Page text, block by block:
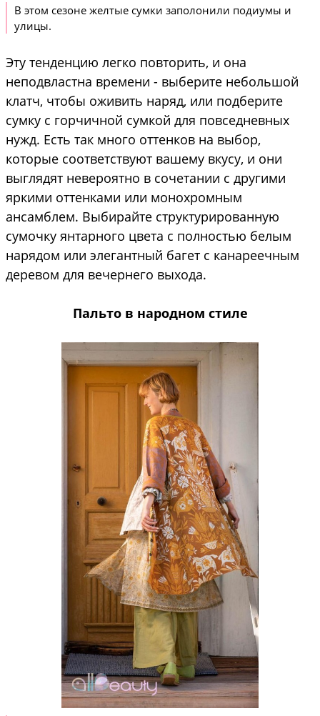
В этом сезоне желтые сумки заполонили подиумы и
улицы.
Эту тенденцию легко повторить, и она
неподвластна времени - выберите небольшой
клатч, чтобы оживить наряд, или подберите
сумку с горчичной сумкой для повседневных
нужд. Есть так много оттенков на выбор,
которые соответствуют вашему вкусу, и они
выглядят невероятно в сочетании с другими
яркими оттенками или монохромным
ансамблем. Выбирайте структурированную
сумочку янтарного цвета с полностью белым
нарядом или элегантный багет с канареечным
деревом для вечернего выхода.
Пальто в народном стиле